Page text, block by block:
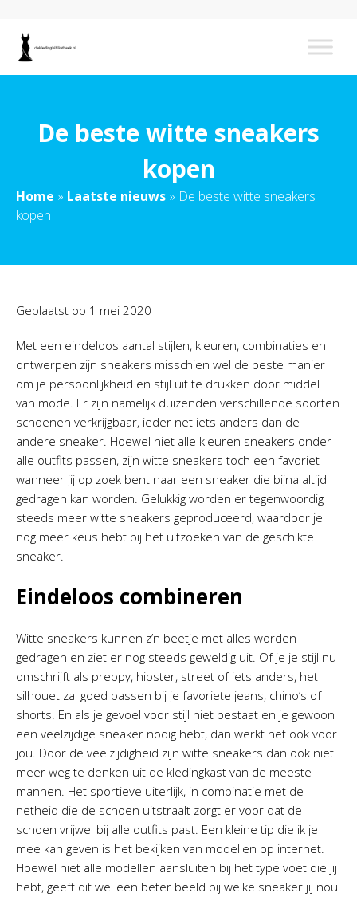
De beste witte sneakers
kopen
Home » Laatste nieuws » De beste witte sneakers
kopen
Geplaatst op 1 mei 2020
Met een eindeloos aantal stijlen, kleuren, combinaties en
ontwerpen zijn sneakers misschien wel de beste manier
om je persoonlijkheid en stijl uit te drukken door middel
van mode. Er zijn namelijk duizenden verschillende soorten
schoenen verkrijgbaar, ieder net iets anders dan de
andere sneaker. Hoewel niet alle kleuren sneakers onder
alle outfits passen, zijn witte sneakers toch een favoriet
wanneer jij op zoek bent naar een sneaker die bijna altijd
gedragen kan worden. Gelukkig worden er tegenwoordig
steeds meer witte sneakers geproduceerd, waardoor je
nog meer keus hebt bij het uitzoeken van de geschikte
sneaker.
Eindeloos combineren
Witte sneakers kunnen z’n beetje met alles worden
gedragen en ziet er nog steeds geweldig uit. Of je je stijl nu
omschrijft als preppy, hipster, street of iets anders, het
silhouet zal goed passen bij je favoriete jeans, chino’s of
shorts. En als je gevoel voor stijl niet bestaat en je gewoon
een veelzijdige sneaker nodig hebt, dan werkt het ook voor
jou. Door de veelzijdigheid zijn witte sneakers dan ook niet
meer weg te denken uit de kledingkast van de meeste
mannen. Het sportieve uiterlijk, in combinatie met de
netheid die de schoen uitstraalt zorgt er voor dat de
schoen vrijwel bij alle outfits past. Een kleine tip die ik je
mee kan geven is het bekijken van modellen op internet.
Hoewel niet alle modellen aansluiten bij het type voet die jij
hebt, geeft dit wel een beter beeld bij welke sneaker jij nou